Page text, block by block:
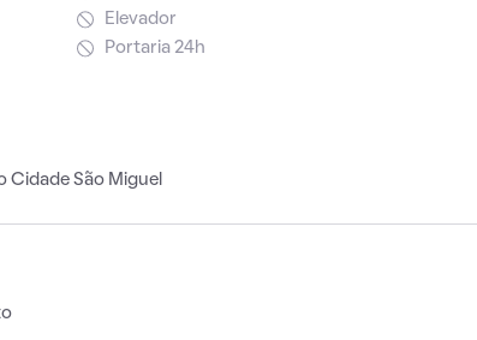
Elevador
Portaria 24h
São Miguel